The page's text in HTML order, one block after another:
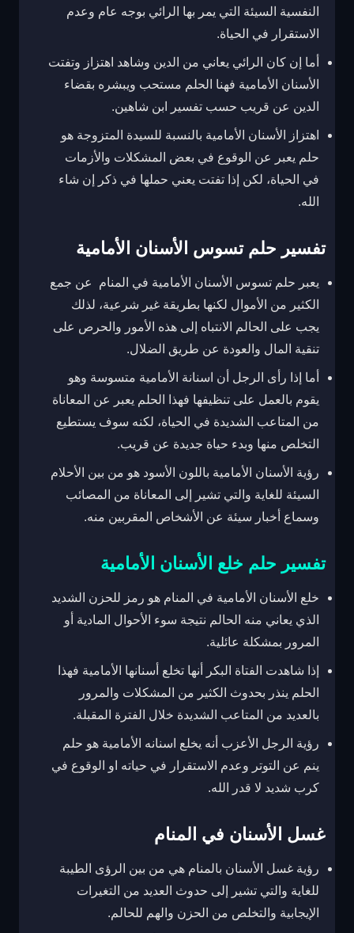
النفسية السيئة التي يمر بها الرائي بوجه عام وعدم
الاستقرار في الحياة.
أما إن كان الرائي يعاني من الدين وشاهد اهتزاز وتفتت
الأسنان الأمامية فهنا الحلم مستحب ويبشره بقضاء
الدين عن قريب حسب تفسير ابن شاهين.
اهتزاز الأسنان الأمامية بالنسبة للسيدة المتزوجة هو
حلم يعبر عن الوقوع في بعض المشكلات والأزمات
في الحياة، لكن إذا تفتت يعني حملها في ذكر إن شاء
الله.
تفسير حلم تسوس الأسنان الأمامية
يعبر حلم تسوس الأسنان الأمامية في المنام عن جمع
الكثير من الأموال لكنها بطريقة غير شرعية، لذلك
يجب على الحالم الانتباه إلى هذه الأمور والحرص على
تنقية المال والعودة عن طريق الضلال.
أما إذا رأى الرجل أن اسنانة الأمامية متسوسة وهو
يقوم بالعمل على تنظيفها فهذا الحلم يعبر عن المعاناة
من المتاعب الشديدة في الحياة، لكنه سوف يستطيع
التخلص منها وبدء حياة جديدة عن قريب.
رؤية الأسنان الأمامية باللون الأسود هو من بين الأحلام
السيئة للغاية والتي تشير إلى المعاناة من المصائب
وسماع أخبار سيئة عن الأشخاص المقربين منه.
تفسير حلم خلع الأسنان الأمامية
خلع الأسنان الأمامية في المنام هو رمز للحزن الشديد
الذي يعاني منه الحالم نتيجة سوء الأحوال المادية أو
المرور بمشكلة عائلية.
إذا شاهدت الفتاة البكر أنها تخلع أسنانها الأمامية فهذا
الحلم ينذر بحدوث الكثير من المشكلات والمرور
بالعديد من المتاعب الشديدة خلال الفترة المقبلة.
رؤية الرجل الأعزب أنه يخلع اسنانه الأمامية هو حلم
ينم عن التوتر وعدم الاستقرار في حياته او الوقوع في
كرب شديد لا قدر الله.
غسل الأسنان في المنام
رؤية غسل الأسنان بالمنام هي من بين الرؤى الطيبة
للغاية والتي تشير إلى حدوث العديد من التغيرات
الإيجابية والتخلص من الحزن والهم للحالم.